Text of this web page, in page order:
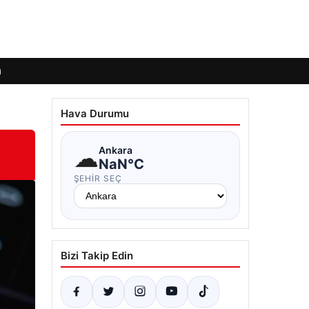
Hava Durumu
☁Ankara
NaN°C
ŞEHIR SEÇ
Bizi Takip Edin